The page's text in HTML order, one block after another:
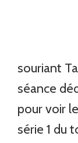
souriant
séance
pour voir
série 1 du